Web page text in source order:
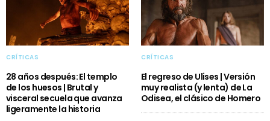
CRÍTICAS
28 años después: El templo
de los huesos | Brutal y
visceral secuela que avanza
ligeramente la historia
CRÍTICAS
El regreso de Ulises | Versión
muy realista (y lenta) de La
Odisea, el clásico de Homero